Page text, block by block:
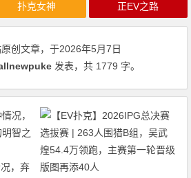
扑克女神 正EV之路
创文章，于2026年5月7日
发表，共 1779 字。
，弃